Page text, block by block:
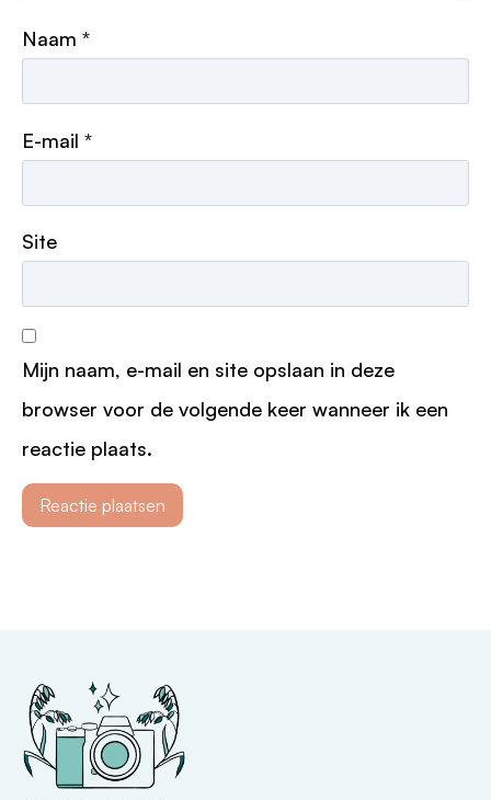
Naam *
E-mail *
Site
Mijn naam, e-mail en site opslaan in deze
browser voor de volgende keer wanneer ik een
reactie plaats.